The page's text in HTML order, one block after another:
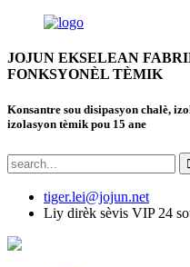
JOJUN EKSELEAN
FONKSYONÈL TÈMIK
Konsantre sou disipasyon chalè,
izolasyon tèmik pou 15 ane
tiger.lei@jojun.net
Liy dirèk sèvis VIP 24